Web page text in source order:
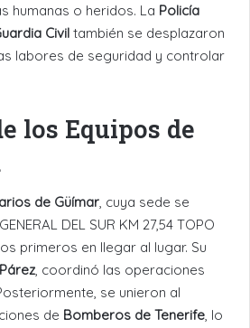
humanas o heridos. La Policía
Civil también se desplazaron
labores de seguridad y controlar
los Equipos de
de Güímar, cuya sede se
DEL SUR KM 27,54 TOPO
primeros en llegar al lugar. Su
, coordinó las operaciones
se unieron al
de Bomberos de Tenerife, lo